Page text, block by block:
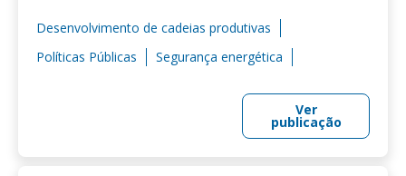
Desenvolvimento de cadeias produtivas
Políticas Públicas
Segurança energética
Ver
publicação